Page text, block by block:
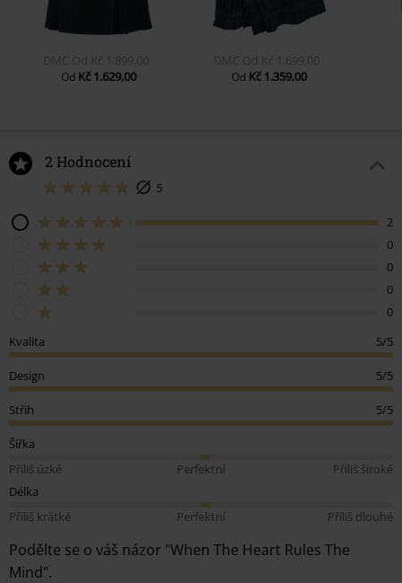
DMC Od Kč 1.899,00
Od Kč 1.629,00
DMC Od Kč 1.699,00
Od Kč 1.359,00
2 Hodnocení
5
2
0
0
0
0
Kvalita
5/5
Design 5/5
Střih 5/5
Šířka
Příliš úzké
Perfektní
Příliš široké
Délka
Příliš krátké
Perfektní Příliš dlouhé
Podělte se o váš názor "When The Heart Rules The
Mind".